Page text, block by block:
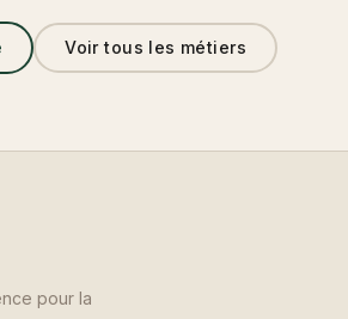
Voir tous les métiers
pour la